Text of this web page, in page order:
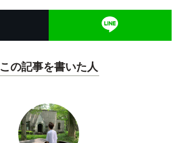
この記事を書いた人